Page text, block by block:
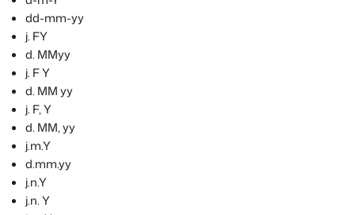
dd-mm-yy
j. FY
d. MMyy
j. F Y
d. MM yy
j. F, Y
d. MM, yy
j.m.Y
d.mm.yy
j.n.Y
j.n. Y